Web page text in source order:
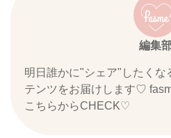
編集
明日誰かに"シェア"したくな
テンツをお届けします♡
こちらからCHECK♡